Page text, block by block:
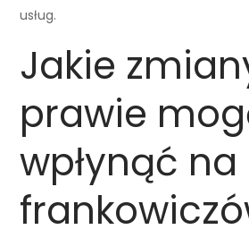
usług.
Jakie
prawie
wpłynąć na